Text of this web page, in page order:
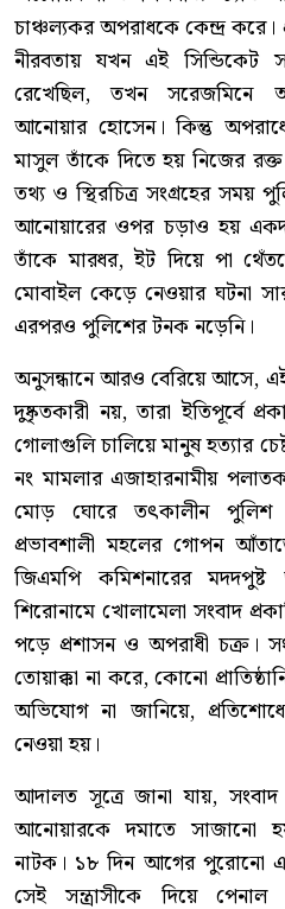
চাঞ্চল্যকর অপরাধকে কেন্দ্র
নীরবতায় যখন এই সিন্ডিকেট
রেখেছিল, তখন সরেজমিনে
আনোয়ার হোসেন। কিন্তু
মাসুল তাঁকে দিতে হয় নিজের
তথ্য ও স্থিরচিত্র সংগ্রহের সময়
আনোয়ারের ওপর চড়াও হয় একদল
তাঁকে মারধর, ইট দিয়ে পা
মোবাইল কেড়ে নেওয়ার ঘটনা
এরপরও পুলিশের টনক নড়েনি।
অনুসন্ধানে আরও বেরিয়ে আসে,
দুষ্কৃতকারী নয়, তারা ইতিপূর্বে
গোলাগুলি চালিয়ে মানুষ হত্যার
নং মামলার এজাহারনামীয়
মোড় ঘোরে তৎকালীন পুলিশ
প্রভাবশালী মহলের গোপন
জিএমপি কমিশনারের মদদপুষ্ট
শিরোনামে খোলামেলা সংবাদ
পড়ে প্রশাসন ও অপরাধী চক্র।
তোয়াক্কা না করে, কোনো
অভিযোগ না জানিয়ে,
নেওয়া হয়।
আদালত সূত্রে জানা যায়,
আনোয়ারকে দমাতে সাজানো
নাটক। ১৮ দিন আগের পুরোনো এক
সেই সন্ত্রাসীকে দিয়ে